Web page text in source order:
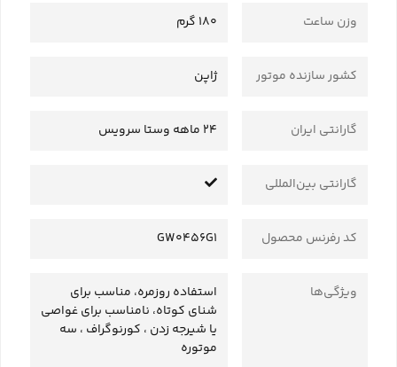
وزن ساعت 180 گرم
کشور سازنده موتور ژاپن
گارانتی ایران 24 ماهه وستا سرویس
گارانتی بین‌المللی
کد رفرنس محصول GW0456G1
ویژگی‌ها
استفاده روزمره، مناسب برای
شنای کوتاه، نامناسب برای غواصی
یا شیرجه زدن ، کورنوگراف ، سه
موتوره